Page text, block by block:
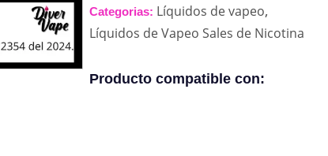
Categorias: Líquidos de vapeo,
Líquidos de Vapeo Sales de Nicotina
Producto compatible con: